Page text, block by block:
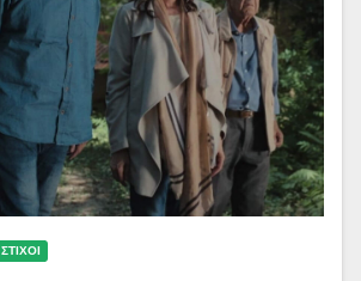
ΣΤΙΧΟΙ